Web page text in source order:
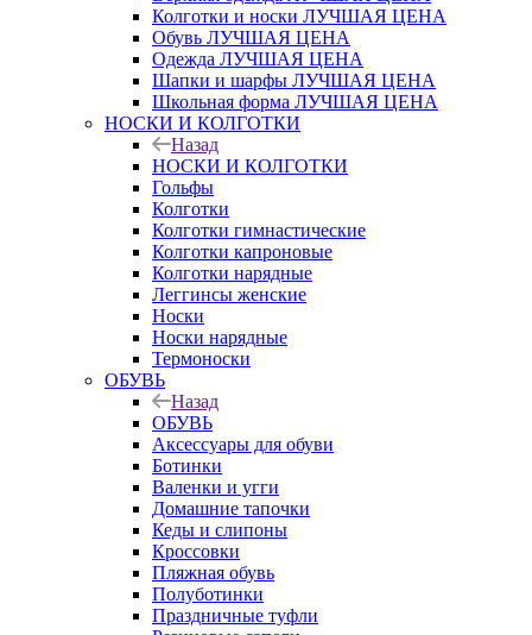
Колготки и носки ЛУЧШАЯ ЦЕНА
Обувь ЛУЧШАЯ ЦЕНА
Одежда ЛУЧШАЯ ЦЕНА
Шапки и шарфы ЛУЧШАЯ ЦЕНА
Школьная форма ЛУЧШАЯ ЦЕНА
НОСКИ И КОЛГОТКИ
Назад
НОСКИ И КОЛГОТКИ
Гольфы
Колготки
Колготки гимнастические
Колготки капроновые
Колготки нарядные
Леггинсы женские
Носки
Носки нарядные
Термоноски
ОБУВЬ
Назад
ОБУВЬ
Аксессуары для обуви
Ботинки
Валенки и угги
Домашние тапочки
Кеды и слипоны
Кроссовки
Пляжная обувь
Полуботинки
Праздничные туфли